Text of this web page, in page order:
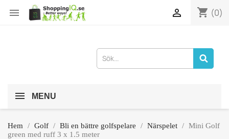
 shopping_cart (0)

MENU
Hem Golf Bli en bättre golfspelare Närspelet
Mini Golf
green med ruff 3 x 1.5 meter